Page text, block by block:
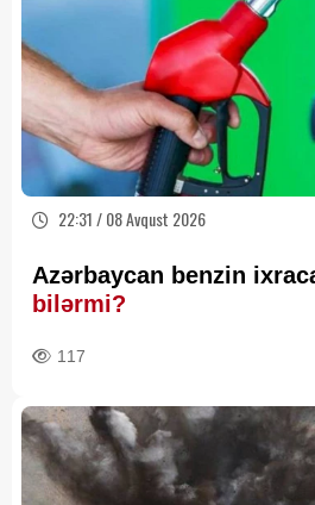
22:31 / 08 Avqust 2026
Azərbaycan benzin
bilərmi?
117